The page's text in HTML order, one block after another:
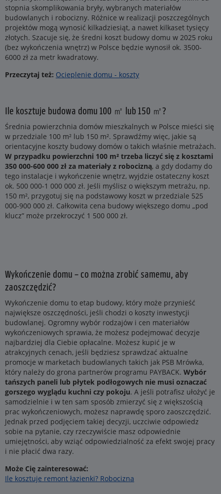
stopnia skomplikowania bryły, wybranych materiałów
budowlanych i robocizny. Różnice w realizacji poszczególnych
projektów mogą wynosić kilkadziesiąt, a nawet kilkaset tysięcy
złotych. Szacuje się, że średni koszt budowy domu w 2025 roku
(bez wykończenia wnętrz) w Polsce będzie wynosił ok. 3500-
6000 zł za metr kwadratowy.
Przeczytaj też: Ocieplenie domu - koszty
Ile kosztuje budowa domu 100 ㎡ lub 150 ㎡?
Średnia powierzchnia domów mieszkalnych w Polsce mieści się
w przedziale 100 m² lub 150 m². Sprawdźmy więc, jakie są
orientacyjne koszty budowy domów o takich właśnie metrażach.
W przypadku powierzchni 100 m² trzeba liczyć się z kosztami
350 000-600 000 zł za materiały z robocizną, a gdy dodamy do
tego instalacje i wykończenie wnętrz, wyjdzie ostateczny koszt
ok. 500 000-1 000 000 zł. Jeśli myślisz o większym metrażu, np.
150 m², przygotuj się na podstawowy koszt w przedziale 525
000-900 000 zł. Całkowita cena budowy większego domu „pod
klucz” może przekroczyć 1 500 000 zł.
Wykończenie domu – co można zrobić samemu, aby
zaoszczędzić?
Wykończenie domu to etap budowy, który może przynieść
największe oszczędności, jeśli chodzi o koszty inwestycji
budowlanej. Ogromny wybór rodzajów i cen materiałów
wykończeniowych sprawia, że możesz podejmować decyzje
najbardziej dla Ciebie opłacalne. Możesz kupić je w
atrakcyjnych cenach, jeśli będziesz sprawdzać aktualne
promocje w marketach budowlanych takich jak PSB Mrówka,
który należy do grona partnerów programu PAYBACK. Wybór
tańszych paneli lub płytek podłogowych nie musi oznaczać
gorszego wyglądu kuchni czy pokoju. A jeśli potrafisz ułożyć je
samodzielnie i w ten sam sposób zmierzyć się z większością
prac wykończeniowych, możesz naprawdę sporo zaoszczędzić.
Jednak przed podjęciem takiej decyzji, uczciwie odpowiedz
sobie na pytanie, czy rzeczywiście masz odpowiednie
umiejętności, aby wziąć odpowiedzialność za efekt swojej pracy
i nie płacić dwa razy.
Może Cię zainteresować:
Ile kosztuje remont łazienki? Robocizna